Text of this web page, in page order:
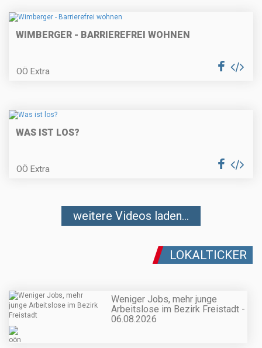
WIMBERGER - BARRIEREFREI WOHNEN
OÖ Extra
WAS IST LOS?
OÖ Extra
weitere Videos laden...
LOKALTICKER
Weniger Jobs, mehr junge
Arbeitslose im Bezirk Freistadt -
06.08.2026